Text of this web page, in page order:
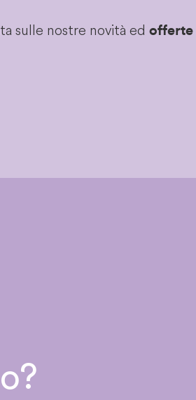
sulle nostre novità ed offerte